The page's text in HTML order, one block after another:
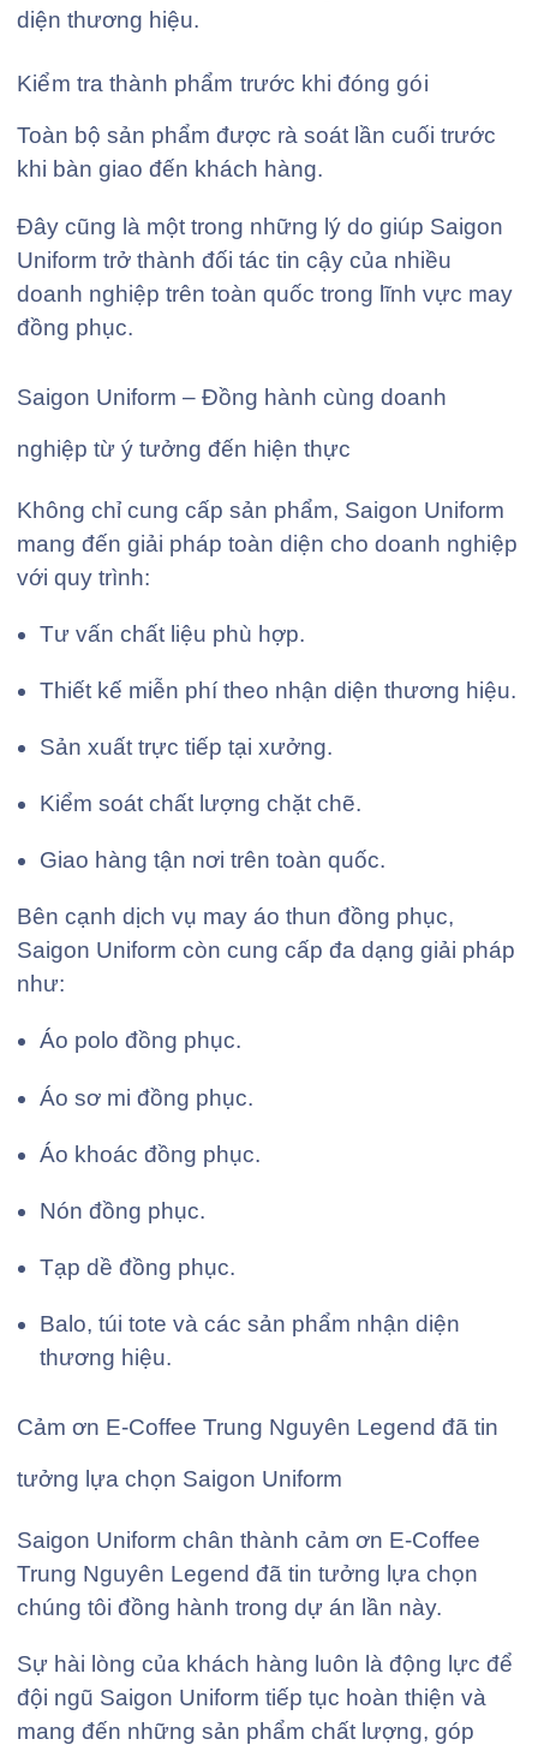
diện thương hiệu.
Kiểm tra thành phẩm trước khi đóng gói
Toàn bộ sản phẩm được rà soát lần cuối trước
khi bàn giao đến khách hàng.
Đây cũng là một trong những lý do giúp Saigon
Uniform trở thành đối tác tin cậy của nhiều
doanh nghiệp trên toàn quốc trong lĩnh vực may
đồng phục.
Saigon Uniform – Đồng hành cùng doanh
nghiệp từ ý tưởng đến hiện thực
Không chỉ cung cấp sản phẩm, Saigon Uniform
mang đến giải pháp toàn diện cho doanh nghiệp
với quy trình:
Tư vấn chất liệu phù hợp.
Thiết kế miễn phí theo nhận diện thương hiệu.
Sản xuất trực tiếp tại xưởng.
Kiểm soát chất lượng chặt chẽ.
Giao hàng tận nơi trên toàn quốc.
Bên cạnh dịch vụ may áo thun đồng phục,
Saigon Uniform còn cung cấp đa dạng giải pháp
như:
Áo polo đồng phục.
Áo sơ mi đồng phục.
Áo khoác đồng phục.
Nón đồng phục.
Tạp dề đồng phục.
Balo, túi tote và các sản phẩm nhận diện
thương hiệu.
Cảm ơn E-Coffee Trung Nguyên Legend đã tin
tưởng lựa chọn Saigon Uniform
Saigon Uniform chân thành cảm ơn E-Coffee
Trung Nguyên Legend đã tin tưởng lựa chọn
chúng tôi đồng hành trong dự án lần này.
Sự hài lòng của khách hàng luôn là động lực để
đội ngũ Saigon Uniform tiếp tục hoàn thiện và
mang đến những sản phẩm chất lượng, góp